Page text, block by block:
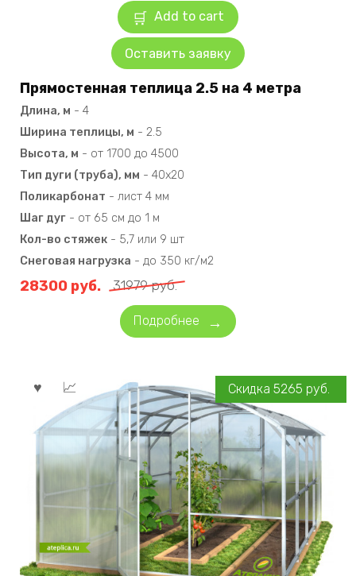
Add to cart
Оставить заявку
Прямостенная теплица 2.5 на 4 метра
Длина, м - 4
Ширина теплицы, м - 2.5
Высота, м - от 1700 до 4500
Тип дуги (труба), мм - 40х20
Поликарбонат - лист 4 мм
Шаг дуг - от 65 см до 1 м
Кол-во стяжек - 5,7 или 9 шт
Снеговая нагрузка - до 350 кг/м2
31979руб.
28300 руб.
Подробнее
Скидка 5265 руб.